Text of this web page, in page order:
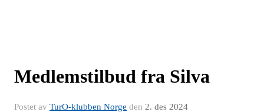
Medlemstilbud fra Silva
Postet av TurO-klubben Norge den 2. des 2024